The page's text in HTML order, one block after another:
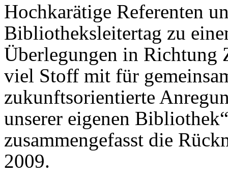
Hochkarätige Referenten
Bibliotheksleitertag zu
Überlegungen in Richtung
viel Stoff mit für
zukunftsorientierte
unserer eigenen
zusammengefasst die
2009.